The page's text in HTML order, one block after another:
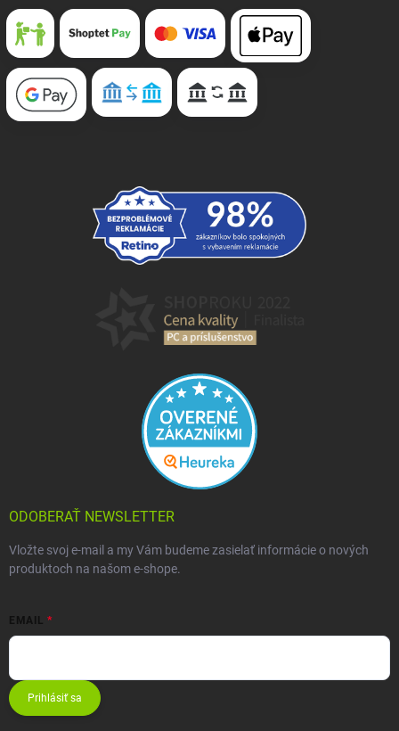
ODOBERAŤ NEWSLETTER
Vložte svoj e-mail a my Vám budeme zasielať informácie o nových
produktoch na našom e-shope.
EMAIL
Prihlásiť sa